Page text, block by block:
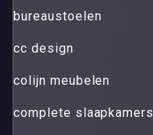
bureaustoelen
cc design
colijn meubelen
complete slaapkamers